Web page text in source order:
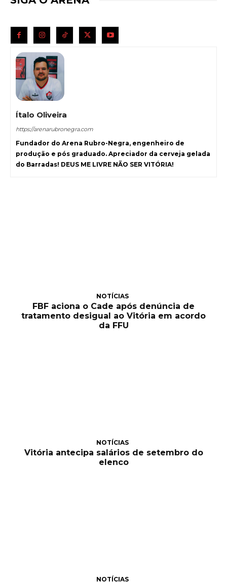
Ítalo Oliveira
https://arenarubronegra.com
Fundador do Arena Rubro-Negra, engenheiro de
produção e pós graduado. Apreciador da cerveja gelada
do Barradas! DEUS ME LIVRE NÃO SER VITÓRIA!
NOTÍCIAS
FBF aciona o Cade após denúncia de
tratamento desigual ao Vitória em acordo
da FFU
NOTÍCIAS
Vitória antecipa salários de setembro do
elenco
NOTÍCIAS